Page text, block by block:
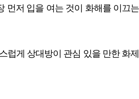
먼저 입을 여는 것이 화해를 이끄는
럽게 상대방이 관심 있을 만한 화제